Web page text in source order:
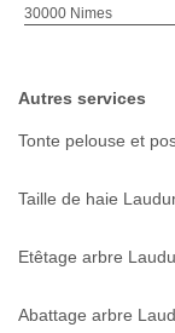
30000 Nimes
Autres services
Tonte pelouse et
Taille de haie
Etêtage arbre
Abattage arbre